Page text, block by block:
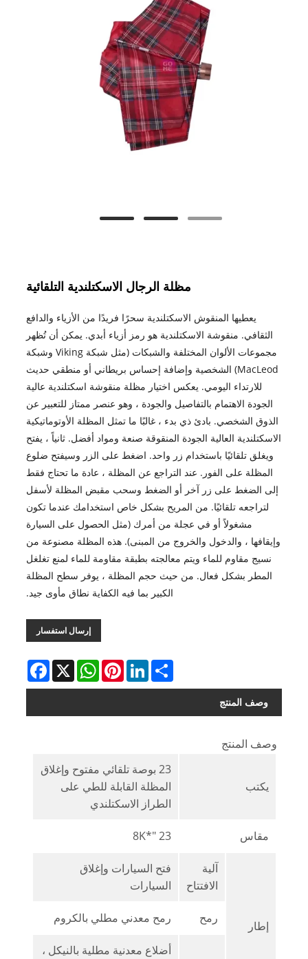
مظلة الرجال الاسكتلندية التلقائية
يعطيها المنقوش الاسكتلندية سحرًا فريدًا من الأزياء والدافع
الثقافي. منقوشة الاسكتلندية هو رمز أزياء أبدي. يمكن أن تُظهر
مجموعات الألوان المختلفة والشبكات (مثل شبكة Viking وشبكة
MacLeod) الشخصية وإضافة إحساس بريطاني أو منطقي حديث
للارتداء اليومي. يعكس اختيار مظلة منقوشة اسكتلندية عالية
الجودة الاهتمام بالتفاصيل والجودة ، وهو عنصر ممتاز للتعبير عن
الذوق الشخصي. بادئ ذي بدء ، غالبًا ما تمثل المظلة الأوتوماتيكية
الاسكتلندية العالية الجودة المنقوقة صنعة ومواد أفضل. ثانياً ، يفتح
ويغلق تلقائيًا باستخدام زر واحد. اضغط على الزر وسيفتح ضلوع
المظلة على الفور. عند التراجع عن المظلة ، عادة ما تحتاج فقط
إلى الضغط على زر آخر أو الضغط وسحب مقبض المظلة لأسفل
لتراجعه تلقائيًا. من المريح بشكل خاص استخدامك عندما تكون
مشغولاً أو في عجلة من أمرك (مثل الحصول على السيارة
وإيقافها ، والدخول والخروج من المبنى). هذه المظلة مصنوعة من
نسيج مقاوم للماء ويتم معالجته بطبقة مقاومة للماء لمنع تغلغل
المطر بشكل فعال. من حيث حجم المظلة ، يوفر سطح المظلة
الكبير بما فيه الكفاية نطاق مأوى جيد.
إرسال استفسار
Facebook X
WhatsAppPinterestLinkedInShare
وصف المنتج
وصف المنتج
يكتب
23 بوصة تلقائي مفتوح وإغلاق
المظلة القابلة للطي على
الطراز الاسكتلندي
مقاس 23 "*8K
إطار
آلية
الافتتاح
فتح السيارات وإغلاق
السيارات
رمح رمح معدني مطلي بالكروم
أضلاع معدنية مطلية بالنيكل ،